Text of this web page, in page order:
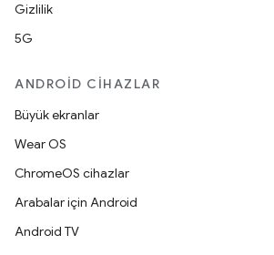
Gizlilik
5G
ANDROID CIHAZLAR
Büyük ekranlar
Wear OS
ChromeOS cihazlar
Arabalar için Android
Android TV